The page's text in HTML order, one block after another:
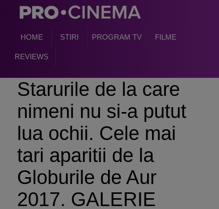
HOME STIRI PROGRAM TV FILME
REVIEWS
Starurile de la care
nimeni nu si-a putut
lua ochii. Cele mai
tari aparitii de la
Globurile de Aur
2017. GALERIE